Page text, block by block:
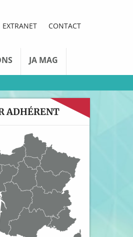
EXTRANET CONTACT
JA MAG
ADHÉRENT